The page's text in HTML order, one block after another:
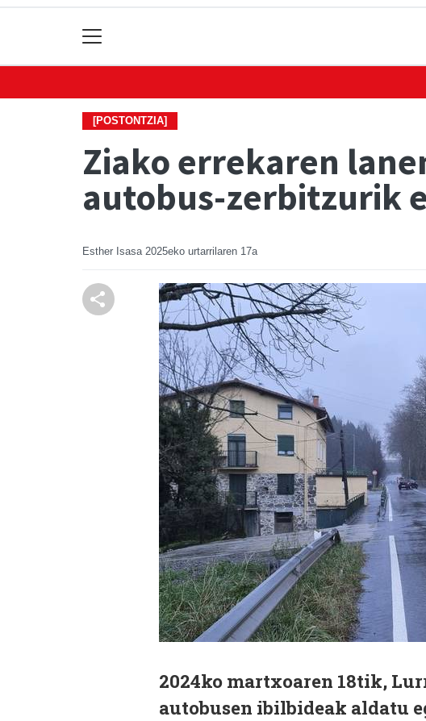
[POSTONTZIA]
Ziako errekaren
autobus-zerbitzurik
Esther Isasa 2025eko urtarrilaren 17a
2024ko martxoaren 18tik,
autobusen ibilbideak aldatu